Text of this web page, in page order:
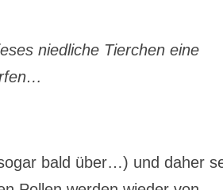
niedliche Tierchen eine
bald über…) und daher